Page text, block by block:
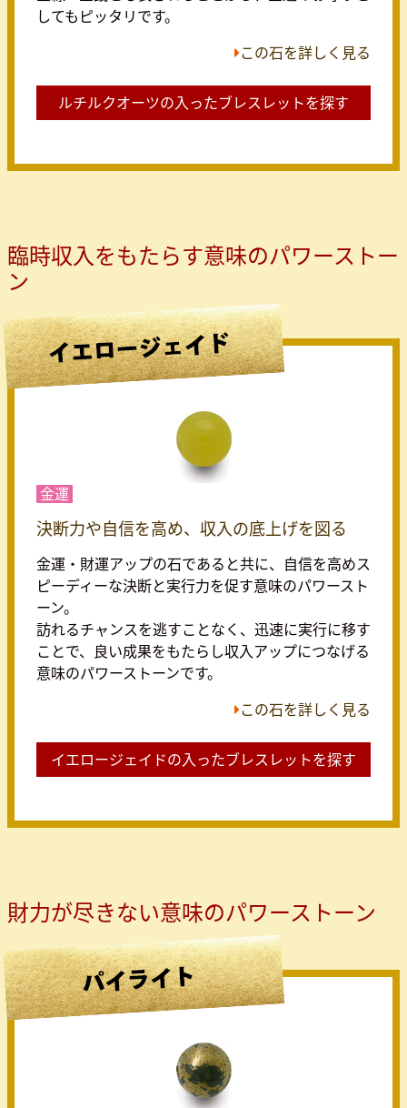
してもピッタリです。
この石を詳しく見る
ルチルクオーツの入ったブレスレットを探す
臨時収入をもたらす意味のパワーストー
ン
金運
決断力や自信を高め、収入の底上げを図る
金運・財運アップの石であると共に、自信を高めス
ピーディーな決断と実行力を促す意味のパワースト
ーン。
訪れるチャンスを逃すことなく、迅速に実行に移す
ことで、良い成果をもたらし収入アップにつなげる
意味のパワーストーンです。
この石を詳しく見る
イエロージェイドの入ったブレスレットを探す
財力が尽きない意味のパワーストーン